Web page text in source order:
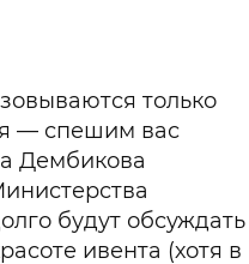
только
— спешим вас
Дембикова
будут обсуждать
ивента (хотя в